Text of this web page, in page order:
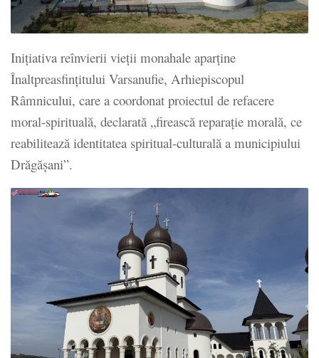
Inițiativa reînvierii vieții monahale aparține
Înaltpreasfințitului Varsanufie, Arhiepiscopul
Râmnicului, care a coordonat proiectul de refacere
moral-spirituală, declarată „firească reparație morală, ce
reabilitează identitatea spiritual-culturală a municipiului
Drăgășani”.